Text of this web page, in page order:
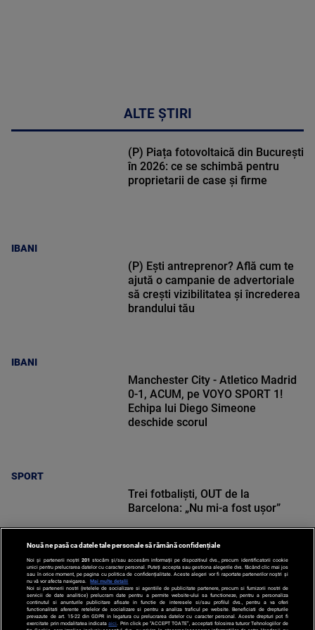
ALTE ȘTIRI
IBANI
(P) Piața fotovoltaică din București
în 2026: ce se schimbă pentru
proprietarii de case și firme
IBANI
(P) Ești antreprenor? Află cum te
ajută o campanie de advertoriale
să crești vizibilitatea și încrederea
brandului tău
SPORT
Manchester City - Atletico Madrid
0-1, ACUM, pe VOYO SPORT 1!
Echipa lui Diego Simeone
deschide scorul
SPORT
Trei fotbaliști, OUT de la
Barcelona: „Nu mi-a fost ușor”
Nouă ne pasă ca datele tale personale să rămână confidențiale
Noi și partenerii noștri 201 stocăm și/sau accesăm informații pe dispozitivul dvs., precum identificatorii cookie
unici pentru prelucrarea datelor cu caracter personal. Puteți accepta sau gestiona alegerile dvs. făcând clic mai jos
sau în orice moment, pe pagina cu politica de confidențialitate. Aceste alegeri vor fi raportate partenerilor noștri și
nu vă vor afecta navigarea.
Mai multe detalii
Noi si partenerii nostri (retelele de socializare si agentiile de publicitate partenere, precum si furnizorii nostri de
servicii de date analitice) prelucram date pentru a permite website-ului sa functioneze, pentru a personaliza
continutul si anunturile publicitare afisate in functie de interesele si/sau profilul dvs., pentru a va oferi
functionalitati aferente retelelor de socializare si pentru a analiza traficul pe website. Beneficiati de drepturile
prevazute de art. 15-22 din GDPR in legatura cu prelucrarea datelor cu caracter personal. Aceste drepturi pot fi
exercitate prin modalitatea indicataaici . Prin click pe “ACCEPT TOATE”, acceptati folosirea tuturor Tehnologiilor de